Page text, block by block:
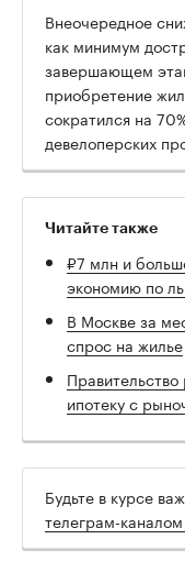
Внеочередное
как минимум
завершающем
приобретение
сократился на
девелоперских
Читайте также
₽7 млн и
экономию по
В Москве за
спрос на жилье
ипотеку с
Будьте в курсе
телеграм-